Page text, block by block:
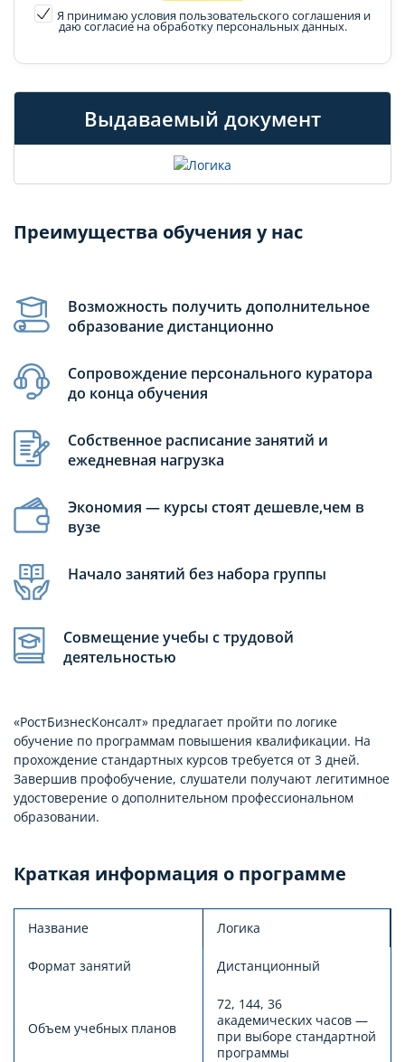
Я принимаю условия пользовательского соглашения и
даю согласие на обработку персональных данных.
Выдаваемый документ
Преимущества обучения у нас
Возможность получить дополнительное
образование дистанционно
Сопровождение персонального куратора
до конца обучения
Собственное расписание занятий и
ежедневная нагрузка
Экономия — курсы стоят дешевле,чем в
вузе
Начало занятий без набора группы
Совмещение учебы с трудовой
деятельностью
«РостБизнесКонсалт» предлагает пройти по логике
обучение по программам повышения квалификации. На
прохождение стандартных курсов требуется от 3 дней.
Завершив профобучение, слушатели получают легитимное
удостоверение о дополнительном профессиональном
образовании.
Краткая информация о программе
Название Логика
Формат занятий Дистанционный
Объем учебных планов
72, 144, 36
академических часов —
при выборе стандартной
программы